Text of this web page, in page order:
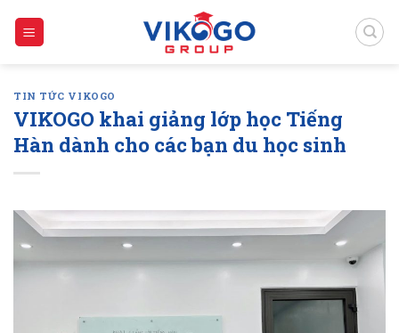
TIN TỨC VIKOGO
VIKOGO khai giảng lớp học Tiếng
Hàn dành cho các bạn du học sinh